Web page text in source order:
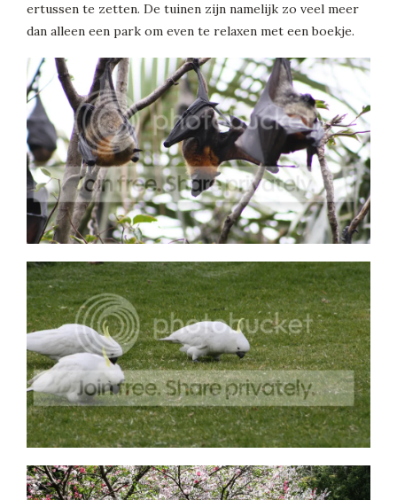
ertussen te zetten. De tuinen zijn namelijk zo veel meer
dan alleen een park om even te relaxen met een boekje.